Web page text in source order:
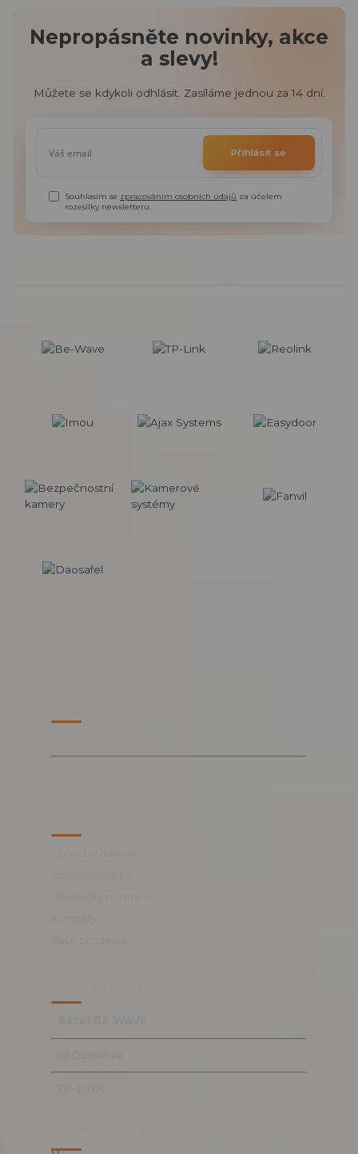
Nepropásněte novinky, akce
a slevy!
Můžete se kdykoli odhlásit. Zasíláme jednou za 14 dní.
Přihlásit se
Souhlasím se zpracováním osobních údajů za účelem
rozesílky newsletteru.